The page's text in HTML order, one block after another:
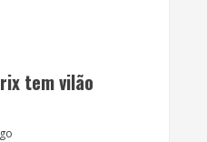
tem vilão